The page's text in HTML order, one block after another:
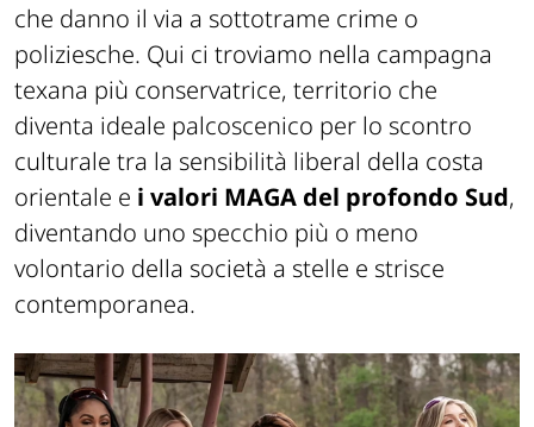
che danno il via a sottotrame crime o
poliziesche. Qui ci troviamo nella campagna
texana più conservatrice, territorio che
diventa ideale palcoscenico per lo scontro
culturale tra la sensibilità liberal della costa
orientale e i valori MAGA del profondo Sud,
diventando uno specchio più o meno
volontario della società a stelle e strisce
contemporanea.